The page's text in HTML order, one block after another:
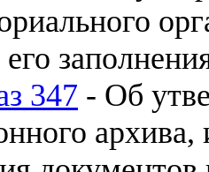
347 - Об